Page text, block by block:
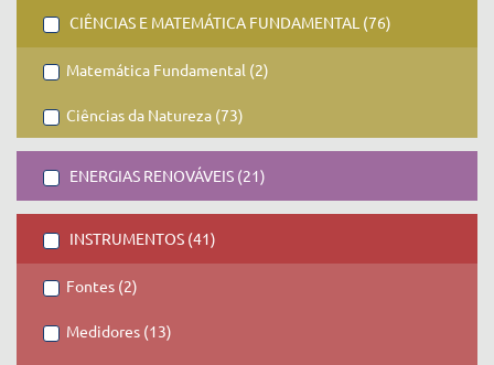
CIÊNCIAS E MATEMÁTICA FUNDAMENTAL (76)
Matemática Fundamental (2)
Ciências da Natureza (73)
ENERGIAS RENOVÁVEIS (21)
INSTRUMENTOS (41)
Fontes (2)
Medidores (13)